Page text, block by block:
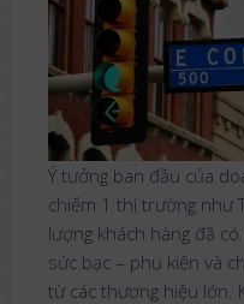
Ý tưởng ban đầu của
chiếm 1 thị trường như
lượng khách hàng đã
sức bạc – phụ kiện và
từ các thương hiệu lớn.